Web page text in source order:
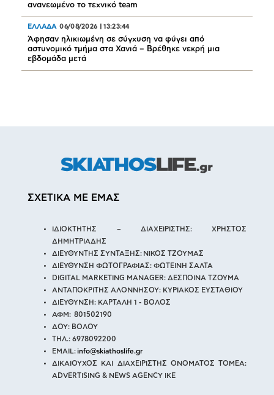
ανανεωμένο το τεχνικό team
ΕΛΛΑΔΑ 06/08/2026 13:23:44
Άφησαν ηλικιωμένη σε σύγχυση να φύγει από
αστυνομικό τμήμα στα Χανιά – Βρέθηκε νεκρή μια
εβδομάδα μετά
ΣΧΕΤΙΚΑ ΜΕ ΕΜΑΣ
ΙΔΙΟΚΤΗΤΗΣ – ΔΙΑΧΕΙΡΙΣΤΗΣ: ΧΡΗΣΤΟΣ
ΔΗΜΗΤΡΙΑΔΗΣ
ΔΙΕΥΘΥΝΤΗΣ ΣΥΝΤΑΞΗΣ: ΝΙΚΟΣ ΤΖΟΥΜΑΣ
ΔΙΕΥΘΥΝΣΗ ΦΩΤΟΓΡΑΦΙΑΣ: ΦΩΤΕΙΝΗ ΣΑΛΤΑ
DIGITAL MARKETING MANAGER: ΔΕΣΠΟΙΝΑ ΤΖΟΥΜΑ
ΑΝΤΑΠΟΚΡΙΤΗΣ ΑΛΟΝΝΗΣΟΥ: ΚΥΡΙΑΚΟΣ ΕΥΣΤΑΘΙΟΥ
ΔΙΕΥΘΥΝΣΗ: ΚΑΡΤΑΛΗ 1 - ΒΟΛΟΣ
ΑΦΜ: 801502190
ΔΟΥ: ΒΟΛΟΥ
ΤΗΛ.: 6978092200
EMAIL:info@skiathoslife.gr
ΔΙΚΑΙΟΥΧΟΣ ΚΑΙ ΔΙΑΧΕΙΡΙΣΤΗΣ ΟΝΟΜΑΤΟΣ ΤΟΜΕΑ:
ADVERTISING & NEWS AGENCY IKE